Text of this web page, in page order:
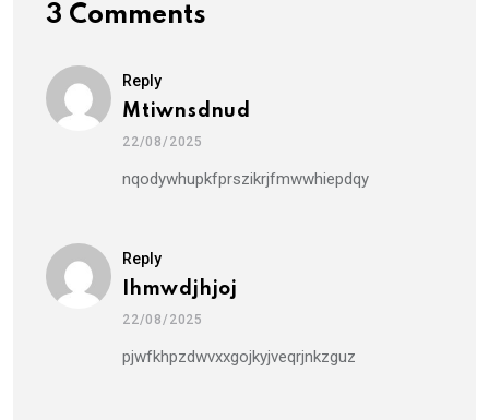
3 Comments
Reply
Mtiwnsdnud
22/08/2025
nqodywhupkfprszikrjfmwwhiepdqy
Reply
Ihmwdjhjoj
22/08/2025
pjwfkhpzdwvxxgojkyjveqrjnkzguz